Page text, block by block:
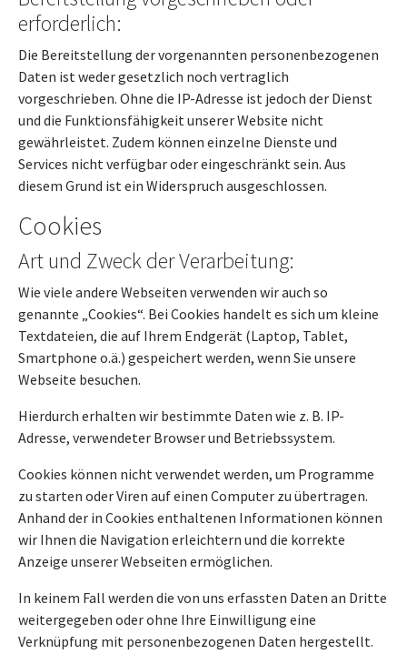
erforderlich:
Die Bereitstellung der vorgenannten personenbezogenen
Daten ist weder gesetzlich noch vertraglich
vorgeschrieben. Ohne die IP-Adresse ist jedoch der Dienst
und die Funktionsfähigkeit unserer Website nicht
gewährleistet. Zudem können einzelne Dienste und
Services nicht verfügbar oder eingeschränkt sein. Aus
diesem Grund ist ein Widerspruch ausgeschlossen.
Cookies
Art und Zweck der Verarbeitung:
Wie viele andere Webseiten verwenden wir auch so
genannte „Cookies“. Bei Cookies handelt es sich um kleine
Textdateien, die auf Ihrem Endgerät (Laptop, Tablet,
Smartphone o.ä.) gespeichert werden, wenn Sie unsere
Webseite besuchen.
Hierdurch erhalten wir bestimmte Daten wie z. B. IP-
Adresse, verwendeter Browser und Betriebssystem.
Cookies können nicht verwendet werden, um Programme
zu starten oder Viren auf einen Computer zu übertragen.
Anhand der in Cookies enthaltenen Informationen können
wir Ihnen die Navigation erleichtern und die korrekte
Anzeige unserer Webseiten ermöglichen.
In keinem Fall werden die von uns erfassten Daten an Dritte
weitergegeben oder ohne Ihre Einwilligung eine
Verknüpfung mit personenbezogenen Daten hergestellt.